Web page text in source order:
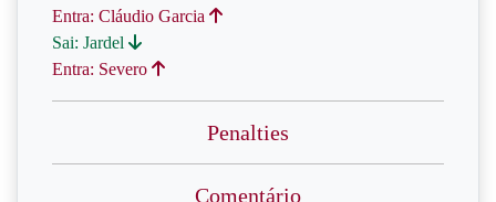
Entra: Cláudio Garcia
Sai: Jardel
Entra: Severo
Penalties
Comentário